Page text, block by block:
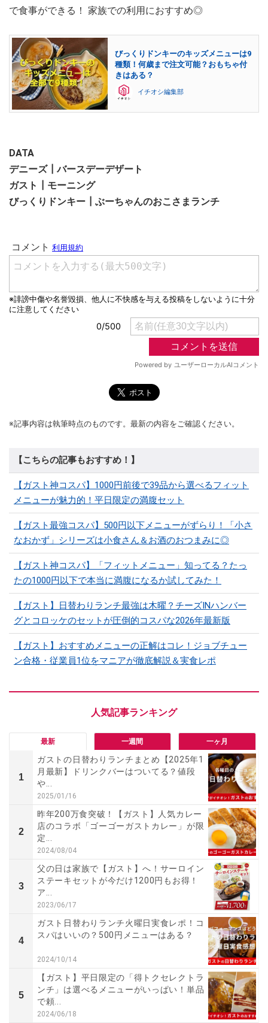
で食事ができる！ 家族での利用におすすめ◎
びっくりドンキーのキッズメニューは9
種類！何歳まで注文可能？おもちゃ付
きはある？
イチオシ編集部
DATA
デニーズ┃バースデーデザート
ガスト┃モーニング
びっくりドンキー┃ぶーちゃんのおこさまランチ
※記事内容は執筆時点のものです。最新の内容をご確認ください。
【こちらの記事もおすすめ！】
【ガスト神コスパ】1000円前後で39品から選べるフィット
メニューが魅力的！平日限定の満腹セット
【ガスト最強コスパ】500円以下メニューがずらり！「小さ
なおかず」シリーズは小食さん＆お酒のおつまみに◎
【ガスト神コスパ】「フィットメニュー」知ってる？たっ
たの1000円以下で本当に満腹になるか試してみた！
【ガスト】日替わりランチ最強は木曜？チーズINハンバー
グとコロッケのセットが圧倒的コスパな2026年最新版
【ガスト】おすすめメニューの正解はコレ！ジョブチュー
ン合格・従業員1位をマニアが徹底解説＆実食レポ
最新 一週間 一ヶ月
1
ガストの日替わりランチまとめ【2025年1
月最新】ドリンクバーはついてる？値段
や...
2025/01/16
2
昨年200万食突破！【ガスト】人気カレー
店のコラボ「ゴーゴーガストカレー」が限
定...
2024/08/04
3
父の日は家族で【ガスト】へ！サーロイン
ステーキセットが今だけ1200円もお得！
ア...
2023/06/17
4
ガスト日替わりランチ火曜日実食レポ！コ
スパはいいの？500円メニューはある？
2024/10/14
5
【ガスト】平日限定の「得トクセレクトラ
ンチ」は選べるメニューがいっぱい！単品
で頼...
2024/06/18